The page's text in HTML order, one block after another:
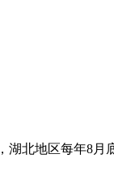
北地区每年8